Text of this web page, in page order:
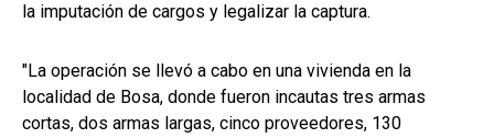
la imputación de cargos y legalizar la captura.
"La operación se llevó a cabo en una vivienda en la
localidad de Bosa, donde fueron incautas tres armas
cortas, dos armas largas, cinco proveedores, 130